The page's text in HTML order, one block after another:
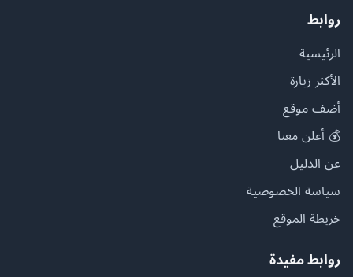
روابط
الرئيسية
الأكثر زيارة
أضف موقع
💰 أعلن معنا
عن الدليل
سياسة الخصوصية
خريطة الموقع
روابط مفيدة